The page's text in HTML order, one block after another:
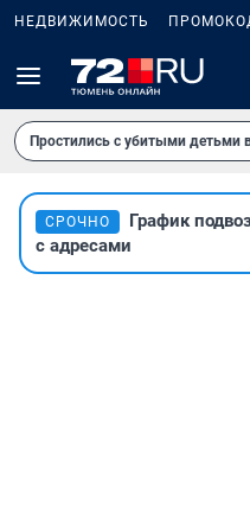
НЕДВИЖИМОСТЬ
Простились с убитыми детьми
СРОЧНО
График
с адресами